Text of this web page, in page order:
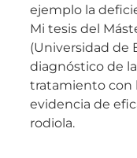
ejemplo la
Mi tesis del
(Universidad de
diagnóstico de
tratamiento con
evidencia de
rodiola.